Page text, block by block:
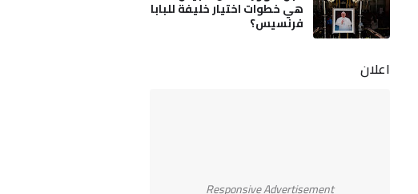
هي خطوات اختيار خليفة للبابا
فرنسيس؟
اعلان
Responsive Advertisement